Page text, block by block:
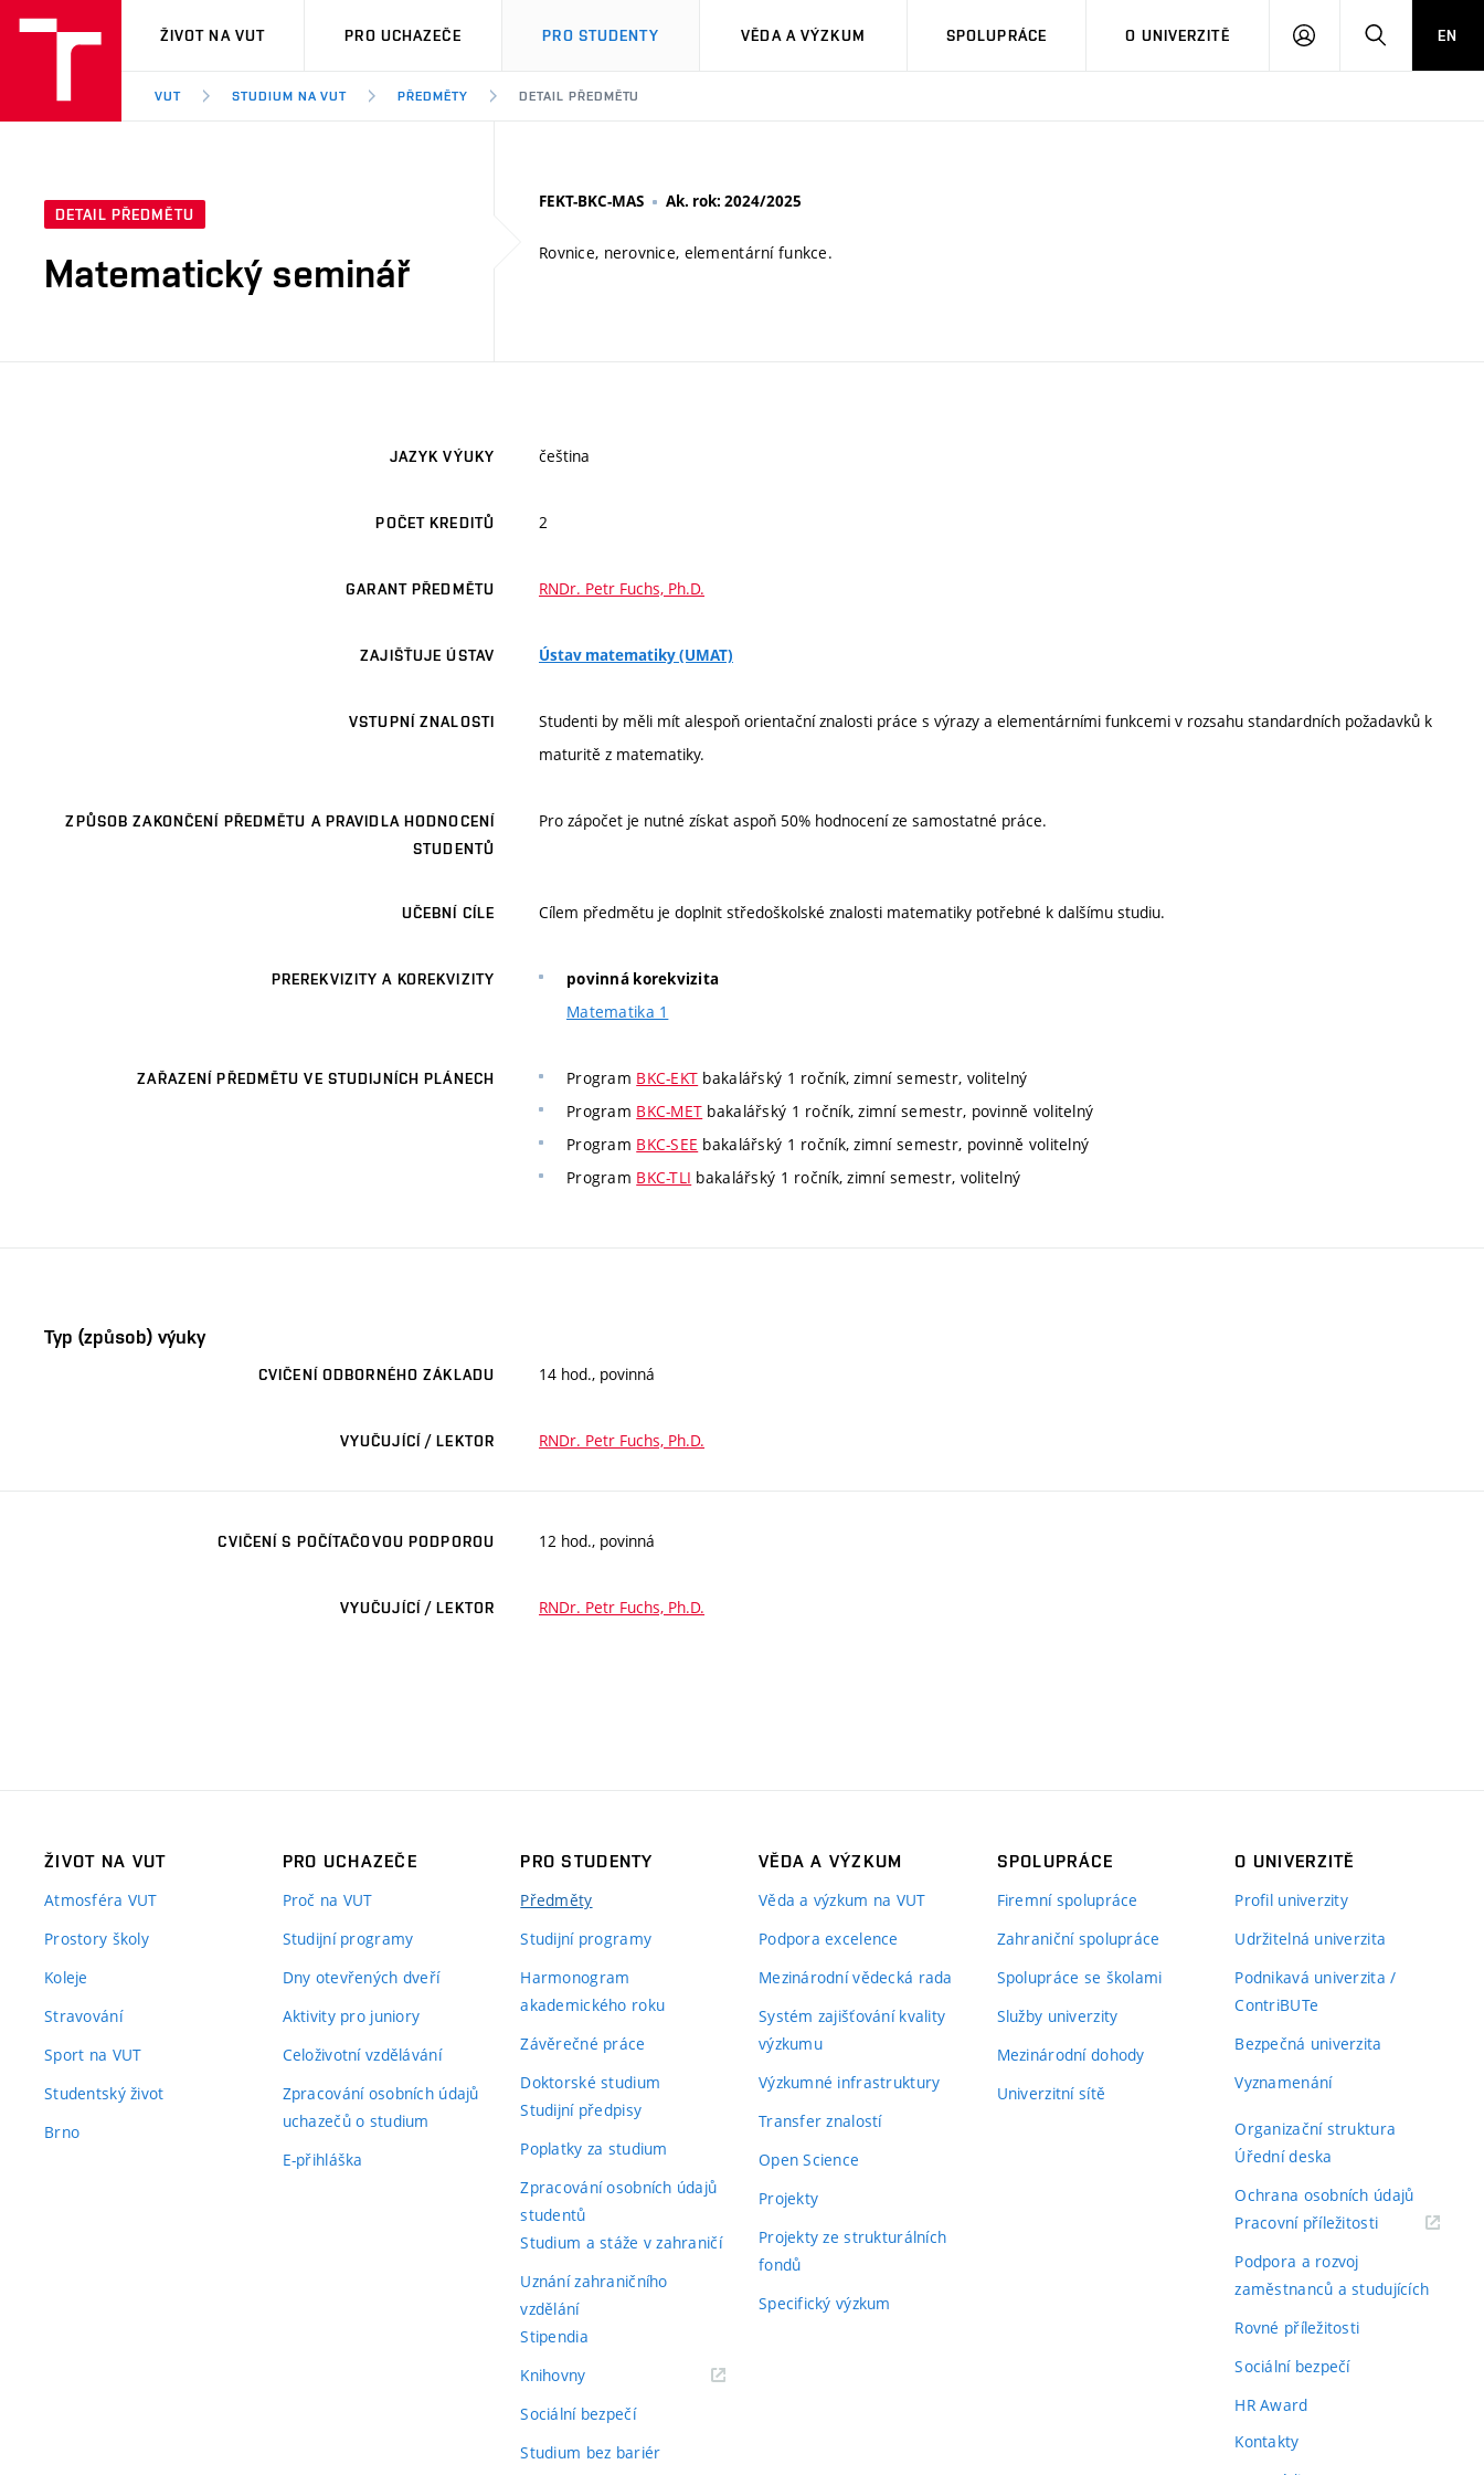
VUT
ŽIVOT NA VUT PRO UCHAZEČE PRO STUDENTY VĚDA A VÝZKUM SPOLUPRÁCE O UNIVERZITĚ
PŘIHLÁSIT HLEDATEN
VUT STUDIUM NA VUT PŘEDMĚTY DETAIL PŘEDMĚTU
DETAIL PŘEDMĚTU
Matematický seminář
FEKT-BKC-MAS Ak. rok: 2024/2025
Rovnice, nerovnice, elementární funkce.
JAZYK VÝUKY čeština
POČET KREDITŮ 2
GARANT PŘEDMĚTU RNDr. Petr Fuchs, Ph.D.
ZAJIŠŤUJE ÚSTAV Ústav matematiky (UMAT)
VSTUPNÍ ZNALOSTI
Studenti by měli mít alespoň orientační znalosti práce s výrazy a elementárními funkcemi v rozsahu standardních požadavků k
maturitě z matematiky.
ZPŮSOB ZAKONČENÍ PŘEDMĚTU A PRAVIDLA HODNOCENÍ
STUDENTŮ
Pro zápočet je nutné získat aspoň 50% hodnocení ze samostatné práce.
UČEBNÍ CÍLE Cílem předmětu je doplnit středoškolské znalosti matematiky potřebné k dalšímu studiu.
PREREKVIZITY A KOREKVIZITY povinná korekvizita
Matematika 1
ZAŘAZENÍ PŘEDMĚTU VE STUDIJNÍCH PLÁNECH Program BKC-EKT bakalářský 1 ročník, zimní semestr, volitelný
Program BKC-MET bakalářský 1 ročník, zimní semestr, povinně volitelný
Program BKC-SEE bakalářský 1 ročník, zimní semestr, povinně volitelný
Program BKC-TLI bakalářský 1 ročník, zimní semestr, volitelný
Typ (způsob) výuky
CVIČENÍ ODBORNÉHO ZÁKLADU 14 hod., povinná
VYUČUJÍCÍ / LEKTOR RNDr. Petr Fuchs, Ph.D.
CVIČENÍ S POČÍTAČOVOU PODPOROU 12 hod., povinná
VYUČUJÍCÍ / LEKTOR RNDr. Petr Fuchs, Ph.D.
ŽIVOT NA VUT
Atmosféra VUT
Prostory školy
Koleje
Stravování
Sport na VUT
Studentský život
Brno
PRO UCHAZEČE
Proč na VUT
Studijní programy
Dny otevřených dveří
Aktivity pro juniory
Celoživotní vzdělávání
Zpracování osobních údajů
uchazečů o studium
E-přihláška
PRO STUDENTY
Předměty
Studijní programy
Harmonogram
akademického roku
Závěrečné práce
Doktorské studium
Studijní předpisy
Poplatky za studium
Zpracování osobních údajů
studentů
Studium a stáže v zahraničí
Uznání zahraničního
vzdělání
Stipendia
Knihovny(externí
Sociální bezpečí
Studium bez bariér
VĚDA A VÝZKUM
Věda a výzkum na VUT
Podpora excelence
Mezinárodní vědecká rada
Systém zajišťování kvality
výzkumu
Výzkumné infrastruktury
Transfer znalostí
Open Science
Projekty
Projekty ze strukturálních
fondů
Specifický výzkum
SPOLUPRÁCE
Firemní spolupráce
Zahraniční spolupráce
Spolupráce se školami
Služby univerzity
Mezinárodní dohody
Univerzitní sítě
O UNIVERZITĚ
Profil univerzity
Udržitelná univerzita
Podnikavá univerzita /
ContriBUTe
Bezpečná univerzita
Vyznamenání
Organizační struktura
Úřední deska
Ochrana osobních údajů
Pracovní příležitosti(externí
Podpora a rozvoj
zaměstnanců a studujících
Rovné příležitosti
Sociální bezpečí
HR Award
Kontakty